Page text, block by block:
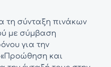
τη σύνταξη πινάκων
με σύμβαση
για την
και